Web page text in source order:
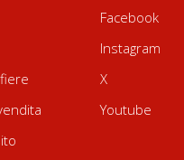
Facebook
Instagram
X
Youtube